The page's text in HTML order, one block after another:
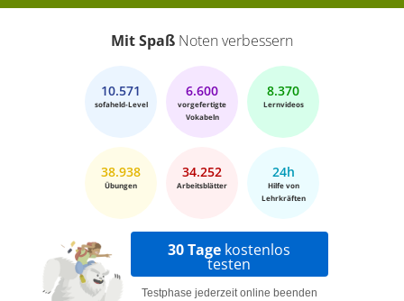
Mit Spaß Noten verbessern
10.571
sofaheld-Level
6.600
vorgefertigte
Vokabeln
8.370
Lernvideos
38.938
Übungen
34.252
Arbeitsblätter
24h
Hilfe von
Lehrkräften
30 Tage kostenlos
testen
Testphase jederzeit online beenden